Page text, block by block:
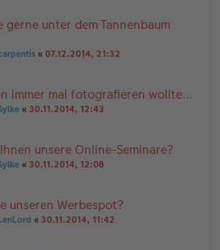
gerne unter dem Tannenbaum
« 07.12.2014, 21:32
immer mal fotografieren wollte…
« 30.11.2014, 12:43
unsere Online-Seminare?
« 30.11.2014, 12:08
unseren Werbespot?
« 30.11.2014, 11:42